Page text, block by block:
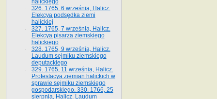
halickiego
326. 1765, 6 września, Halicz.
Elekcya podsędka ziemi
halickiej
327. 1765, 7 września, Halicz.
Elekcya pisarza ziemskiego
halickiego
328. 1765, 9 września, Halicz.
Laudum sejmiku ziemskiego
deputackiego
329. 1765, 11 września, Halicz.
Protestacya ziemian halickich w
sprawie sejmiku ziemskiego
gospodarskiego. 330. 1766, 25
sierpnia, Halicz. Laudum